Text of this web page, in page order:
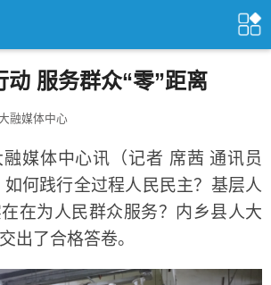
动 服务群众“零”距离
融媒体中心
体中心讯（记者 席茜 通讯员
何践行全过程人民民主？基层人
在为人民群众服务？内乡县人大
出了合格答卷。